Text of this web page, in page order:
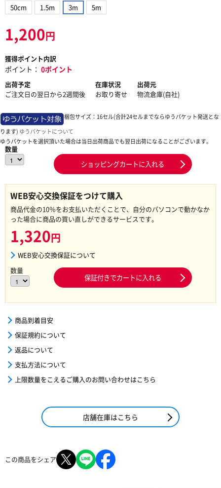
50cm 1.5m 3m 5m
1,200円
獲得ポイント内訳
ポイント： 0ポイント
出荷予定
ご注文日の翌日から2週間後
在庫状況
お取り寄せ
出荷元
物流倉庫(自社)
梱包サイズ：16セル(合計24セルまでならゆうパケット発送とな
ります) ゆうパケットについて
ゆうパケットを選択頂いた場合は当日出荷商品でも翌日出荷になることがございます。
数量
ショッピングカートに入れる
WEB安心交換保証をつけて購入
商品代金の10％をお支払いただくことで、自分のパソコンで動かなか
った場合に商品の買い直しができるサービスです。
1,320円
WEB安心交換保証について
数量
保証付きでカートに入れる
商品到着目安
保証規約について
返品について
支払方法について
上限数量をこえるご購入のお問い合わせはこちら
店舗在庫はこちら
この商品をシェア